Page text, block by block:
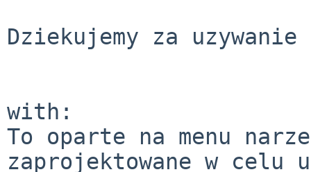
Dziekujemy za uzywanie
with:
To oparte na menu
zaprojektowane w